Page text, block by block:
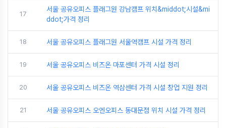
17
서울 공유오피스 플래그원 강남캠프 위치&middot;시설&mi
ddot;가격 정리
18 서울 공유오피스 플래그원 서울역캠프 시설 가격 정리
19 서울 공유오피스 비즈온 마포센터 가격 시설 정리
20 서울 공유오피스 비즈온 역삼센터 가격 시설 창업 지원 정리
21 서울 공유오피스 오엔오피스 동대문점 위치 시설 가격 정리